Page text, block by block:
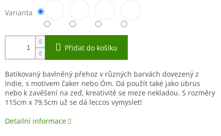
Varianta
Přidat do košíku
Batikovaný bavlněný přehoz v různých barvách dovezený z
Indie, s motivem čaker nebo Óm. Dá použít také jako ubrus
nebo k zavěšení na zeď, kreativitě se meze nekladou. S rozměry
115cm x 79,5cm už se dá leccos vymyslet!
Detailní informace